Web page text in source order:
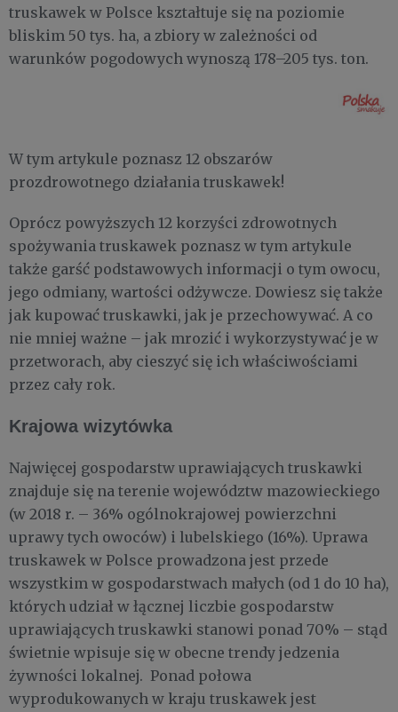
truskawek w Polsce kształtuje się na poziomie
bliskim 50 tys. ha, a zbiory w zależności od
warunków pogodowych wynoszą 178–205 tys. ton.
W tym artykule poznasz 12 obszarów
prozdrowotnego działania truskawek!
Oprócz powyższych 12 korzyści zdrowotnych
spożywania truskawek poznasz w tym artykule
także garść podstawowych informacji o tym owocu,
jego odmiany, wartości odżywcze. Dowiesz się także
jak kupować truskawki, jak je przechowywać. A co
nie mniej ważne – jak mrozić i wykorzystywać je w
przetworach, aby cieszyć się ich właściwościami
przez cały rok.
Krajowa wizytówka
Najwięcej gospodarstw uprawiających truskawki
znajduje się na terenie województw mazowieckiego
(w 2018 r. – 36% ogólnokrajowej powierzchni
uprawy tych owoców) i lubelskiego (16%). Uprawa
truskawek w Polsce prowadzona jest przede
wszystkim w gospodarstwach małych (od 1 do 10 ha),
których udział w łącznej liczbie gospodarstw
uprawiających truskawki stanowi ponad 70% – stąd
świetnie wpisuje się w obecne trendy jedzenia
żywności lokalnej. Ponad połowa
wyprodukowanych w kraju truskawek jest